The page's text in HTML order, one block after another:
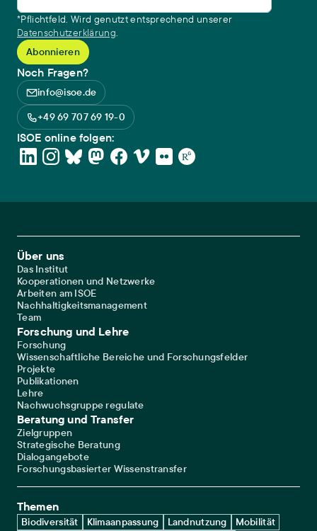
*Pflichtfeld. Wird genutzt entsprechend unserer
Datenschutzerklärung.
Noch Fragen?
info@isoe.de
+49 69 707 69 19-0
ISOE online folgen:
Footer Main Navigation
Über uns
Das Institut
Kooperationen und Netzwerke
Arbeiten am ISOE
Nachhaltigkeitsmanagement
Team
Forschung und Lehre
Forschung
Wissenschaftliche Bereiche und Forschungsfelder
Projekte
Publikationen
Lehre
Nachwuchsgruppe regulate
Beratung und Transfer
Zielgruppen
Strategische Beratung
Dialogangebote
Forschungsbasierter Wissenstransfer
Themen
Biodiversität Klimaanpassung Landnutzung Mobilität